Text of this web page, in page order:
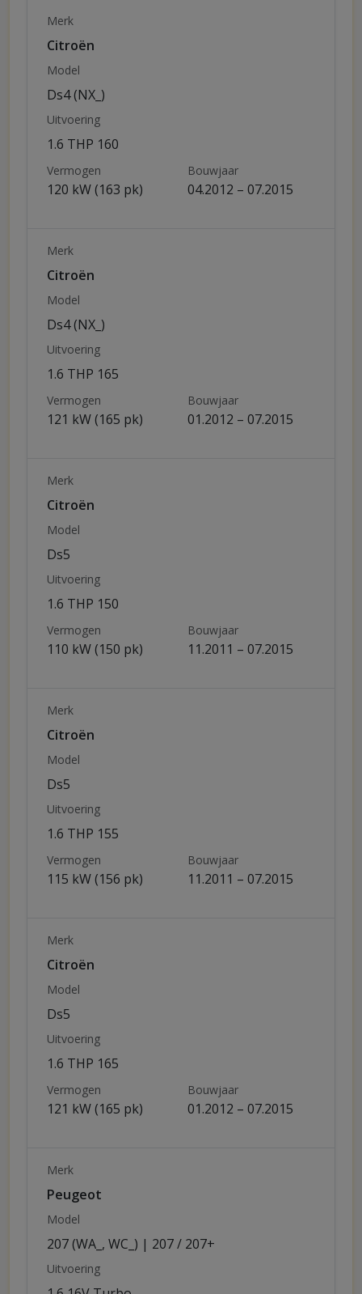
Merk
Citroën
Model
Ds4 (NX_)
Uitvoering
1.6 THP 160
Vermogen
120 kW (163 pk)
Bouwjaar
04.2012 – 07.2015
Merk
Citroën
Model
Ds4 (NX_)
Uitvoering
1.6 THP 165
Vermogen
121 kW (165 pk)
Bouwjaar
01.2012 – 07.2015
Merk
Citroën
Model
Ds5
Uitvoering
1.6 THP 150
Vermogen
110 kW (150 pk)
Bouwjaar
11.2011 – 07.2015
Merk
Citroën
Model
Ds5
Uitvoering
1.6 THP 155
Vermogen
115 kW (156 pk)
Bouwjaar
11.2011 – 07.2015
Merk
Citroën
Model
Ds5
Uitvoering
1.6 THP 165
Vermogen
121 kW (165 pk)
Bouwjaar
01.2012 – 07.2015
Merk
Peugeot
Model
207 (WA_, WC_) | 207 / 207+
Uitvoering